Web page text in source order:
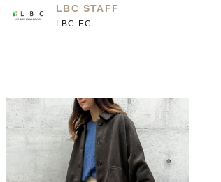
LBC STAFF
LBC EC